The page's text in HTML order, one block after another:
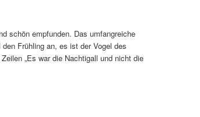
schön empfunden. Das umfangreiche
Frühling an, es ist der Vogel des
„Es war die Nachtigall und nicht die